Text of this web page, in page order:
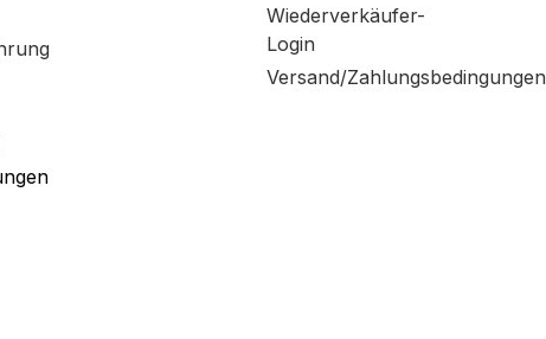
Wiederverkäufer-
Login
Versand/Zahlungsbedingungen